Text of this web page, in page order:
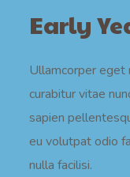
Early
Ullamcorper eget
curabitur vitae
sapien
eu volutpat odio
nulla facilisi.